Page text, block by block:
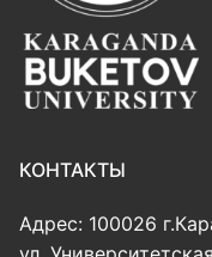
КОНТАКТЫ
Адрес: 100026